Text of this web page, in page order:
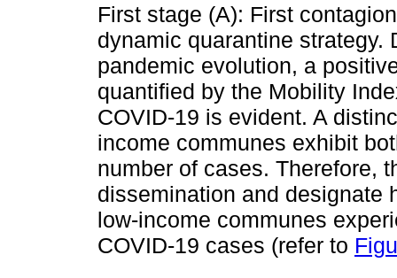
First stage (A): First
dynamic quarantine strategy.
pandemic evolution, a
quantified by the Mobility
COVID-19 is evident. A
income communes exhibit
number of cases. Therefore,
dissemination and designate
low-income communes
COVID-19 cases (refer to